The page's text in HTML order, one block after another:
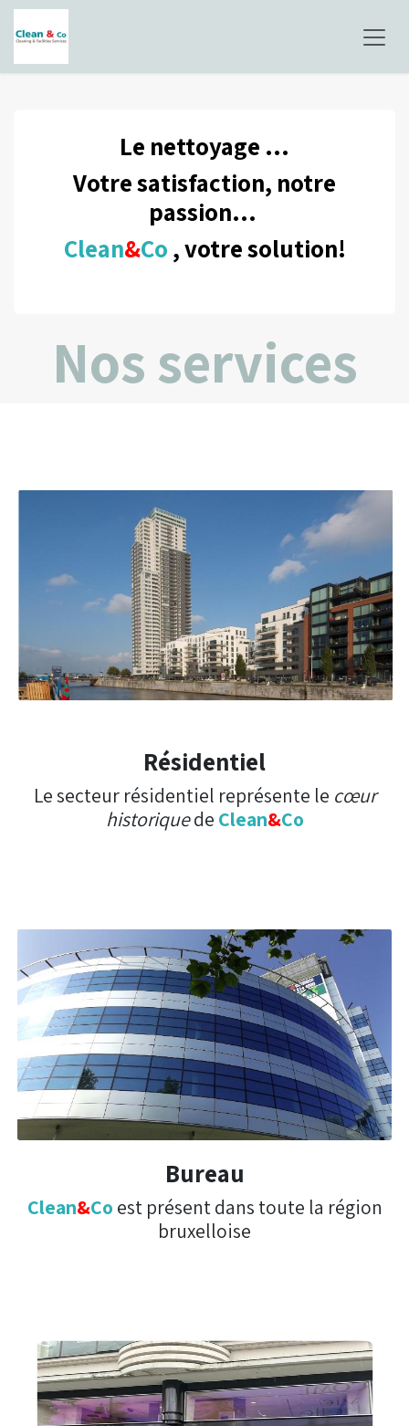
Se rendre au contenu
Le nettoyage ...
Votre satisfaction, notre
passion...
Clean&Co, votre solution!
Nos services
Résidentiel
Le secteur résidentiel représente le cœur
historiquede Clean&Co
Bureau
Clean&Co est présent dans toute la région
bruxelloise